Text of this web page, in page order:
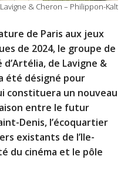
& Cheron – Philippon-Kalt
de Paris aux jeux
de 2024, le groupe de
de Lavigne &
été désigné pour
constituera un nouveau
entre le futur
Denis, l’écoquartier
existants de l’Ile-
du cinéma et le pôle